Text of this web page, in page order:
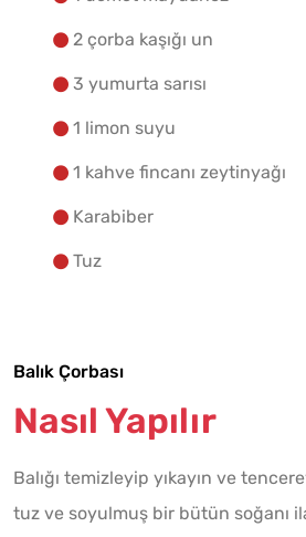
2 çorba kaşığı un
3 yumurta sarısı
1 limon suyu
1 kahve fincanı zeytinyağı
Karabiber
Tuz
Balık Çorbası
Nasıl Yapılır
Balığı temizleyip yıkayın ve
tuz ve soyulmuş bir bütün soğanı